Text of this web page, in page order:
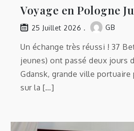
Voyage en Pologne
25 Juillet 2026 GB
Un échange très réussi ! 37
jeunes) ont passé deux jours
Gdansk, grande ville
sur la […]